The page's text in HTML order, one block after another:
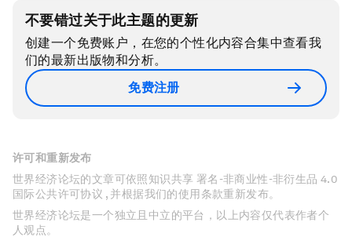
不要错过关于此主题的更新
创建一个免费账户，在您的个性化内容合集中查看我
们的最新出版物和分析。
免费注册
许可和重新发布
世界经济论坛的文章可依照知识共享 署名-非商业性-非衍生品 4.0
国际公共许可协议 , 并根据我们的使用条款重新发布。
世界经济论坛是一个独立且中立的平台，以上内容仅代表作者个
人观点。